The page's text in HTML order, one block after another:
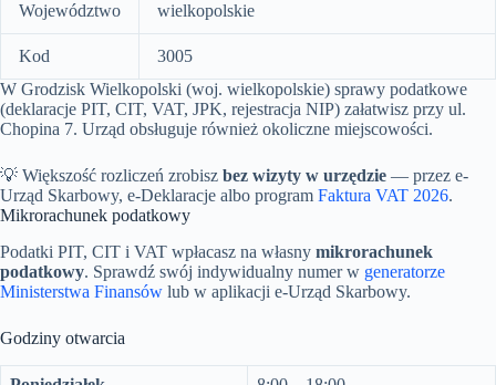
Województwo wielkopolskie
Kod
3005
W Grodzisk Wielkopolski (woj. wielkopolskie) sprawy podatkowe
(deklaracje PIT, CIT, VAT, JPK, rejestracja NIP) załatwisz przy ul.
Chopina 7. Urząd obsługuje również okoliczne miejscowości.
💡 Większość rozliczeń zrobisz bez wizyty w urzędzie — przez e-
Urząd Skarbowy, e-Deklaracje albo program Faktura VAT 2026.
Mikrorachunek podatkowy
Podatki PIT, CIT i VAT wpłacasz na własny mikrorachunek
podatkowy. Sprawdź swój indywidualny numer w generatorze
Ministerstwa Finansów lub w aplikacji e-Urząd Skarbowy.
Godziny otwarcia